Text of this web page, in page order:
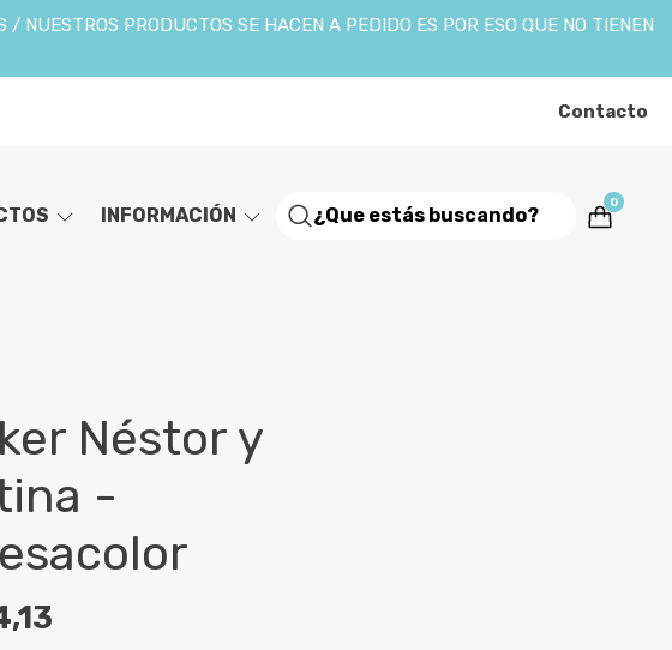
PRODUCTOS SE HACEN A PEDIDO ES POR ESO QUE NO TIENEN
Contacto
INFORMACIÓN
0
Néstor y
-